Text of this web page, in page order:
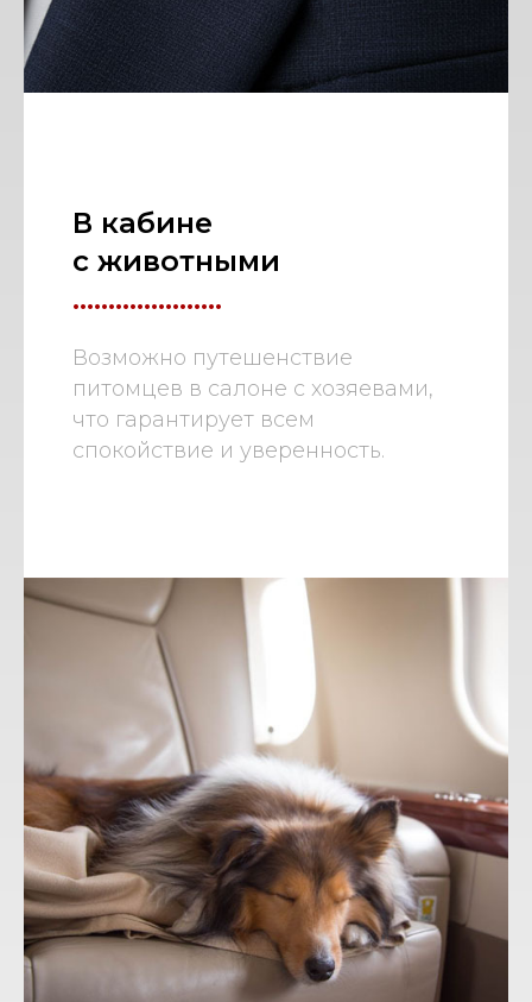
В кабине
с животными
.....................
Возможно путешенствие
питомцев в салоне с хозяевами,
что гарантирует всем
спокойствие и уверенность.